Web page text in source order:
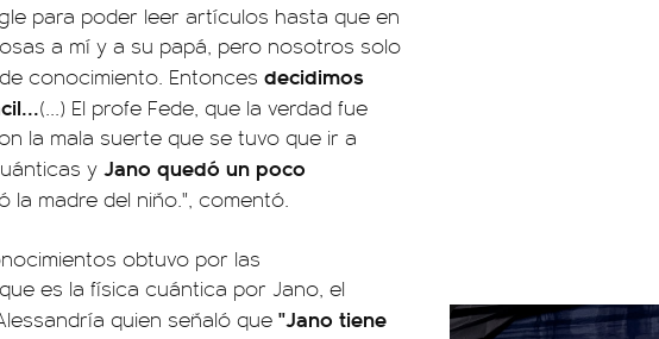
para poder leer artículos hasta que en
a mí y a su papá, pero nosotros solo
conocimiento. Entonces decidimos
(...) El profe Fede, que la verdad fue
la mala suerte que se tuvo que ir a
y Jano quedó un poco
la madre del niño.", comentó.
obtuvo por las
es la física cuántica por Jano, el
quien señaló que "Jano tiene